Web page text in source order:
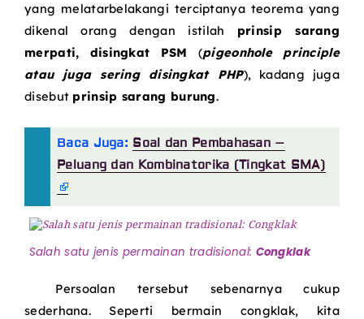
yang melatarbelakangi terciptanya teorema yang
dikenal orang dengan istilah prinsip sarang
merpati, disingkat PSM (pigeonhole principle
atau juga sering disingkat PHP), kadang juga
disebut prinsip sarang burung.
Baca Juga: Soal dan Pembahasan –
Peluang dan Kombinatorika (Tingkat SMA)
Salah satu jenis permainan tradisional: Congklak
Persoalan tersebut sebenarnya cukup
sederhana. Seperti bermain congklak, kita